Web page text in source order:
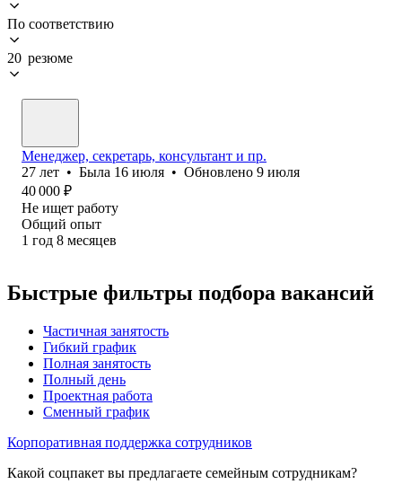
По соответствию
20 резюме
Менеджер, секретарь, консультант и пр.
27 лет • Была 16 июля • Обновлено 9 июля
40 000 ₽
Не ищет работу
Общий опыт
1 год 8 месяцев
Быстрые фильтры подбора вакансий
Частичная занятость
Гибкий график
Полная занятость
Полный день
Проектная работа
Сменный график
Корпоративная поддержка сотрудников
Какой соцпакет вы предлагаете семейным сотрудникам?